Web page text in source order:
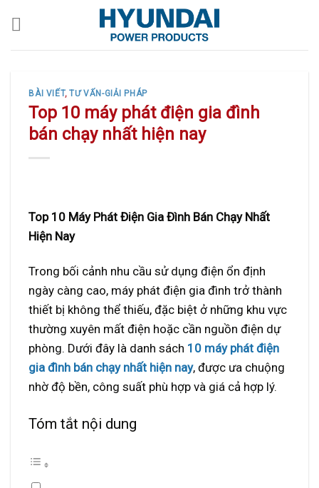
content
BÀI VIẾT,TƯ VẤN-GIẢI PHÁP
Top 10 máy phát điện gia đình
bán chạy nhất hiện nay
Top 10 Máy Phát Điện Gia Đình Bán Chạy Nhất
Hiện Nay
Trong bối cảnh nhu cầu sử dụng điện ổn định
ngày càng cao, máy phát điện gia đình trở thành
thiết bị không thể thiếu, đặc biệt ở những khu vực
thường xuyên mất điện hoặc cần nguồn điện dự
phòng. Dưới đây là danh sách 10 máy phát điện
gia đình bán chạy nhất hiện nay, được ưa chuộng
nhờ độ bền, công suất phù hợp và giá cả hợp lý.
Tóm tắt nội dung